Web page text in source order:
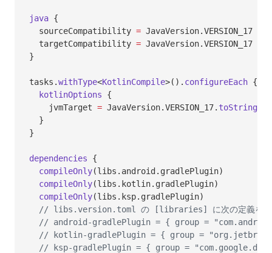
java {
  sourceCompatibility
= JavaVersion.VERSION_17
  targetCompatibility
= JavaVersion.VERSION_17
}
tasks.withType<KotlinCompile>(). configureEach {
  kotlinOptions
{
    jvmTarget
= JavaVersion.VERSION_17. toString
  }
}
dependencies {
  compileOnly
(libs.android.gradlePlugin)
  compileOnly
(libs.kotlin.gradlePlugin)
  compileOnly
(libs.ksp.gradlePlugin)
// libs.version.toml の [libraries] に次の定義を
// android-gradlePlugin = { group =
// kotlin-gradlePlugin = { group =
// ksp-gradlePlugin = { group =